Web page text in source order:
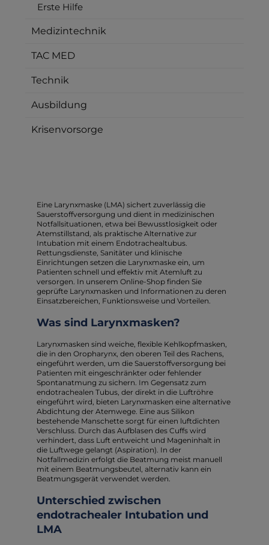
Erste Hilfe
Medizintechnik
TAC MED
Technik
Ausbildung
Krisenvorsorge
Eine Larynxmaske (LMA) sichert zuverlässig die
Sauerstoffversorgung und dient in medizinischen
Notfallsituationen, etwa bei Bewusstlosigkeit oder
Atemstillstand, als praktische Alternative zur
Intubation mit einem Endotrachealtubus.
Rettungsdienste, Sanitäter und klinische
Einrichtungen setzen die Larynxmaske ein, um
Patienten schnell und effektiv mit Atemluft zu
versorgen. In unserem Online-Shop finden Sie
geprüfte Larynxmasken und Informationen zu deren
Einsatzbereichen, Funktionsweise und Vorteilen.
Was sind Larynxmasken?
Larynxmasken sind weiche, flexible Kehlkopfmasken,
die in den Oropharynx, den oberen Teil des Rachens,
eingeführt werden, um die Sauerstoffversorgung bei
Patienten mit eingeschränkter oder fehlender
Spontanatmung zu sichern. Im Gegensatz zum
endotrachealen Tubus, der direkt in die Luftröhre
eingeführt wird, bieten Larynxmasken eine alternative
Abdichtung der Atemwege. Eine aus Silikon
bestehende Manschette sorgt für einen luftdichten
Verschluss. Durch das Aufblasen des Cuffs wird
verhindert, dass Luft entweicht und Mageninhalt in
die Luftwege gelangt (Aspiration). In der
Notfallmedizin erfolgt die Beatmung meist manuell
mit einem Beatmungsbeutel, alternativ kann ein
Beatmungsgerät verwendet werden.
Unterschied zwischen
endotrachealer Intubation und
LMA